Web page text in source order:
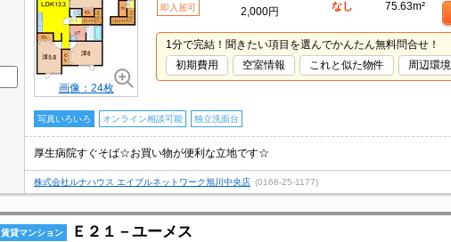
画像：24枚
即入居可
2,000円
なし
75.63m²
1分で完結！聞きたい項目を選んでかんたん無料問合せ！
初期費用
空室情報 これと似た物件 周辺環境
写真いろいろ オンライン相談可能 独立洗面台
厚生病院すぐそば☆お買い物が便利な立地です☆
株式会社ルナハウス エイブルネットワーク旭川中央店 (0166-25-1177)
賃貸マンション Ｅ２１－ユーメス